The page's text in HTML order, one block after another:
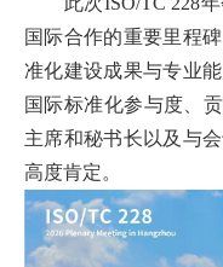
国际合作的重要里程
准化建设成果与专业
国际标准化参与度、
主席和秘书长以及与
高度肯定。